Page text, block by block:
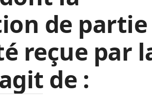
de partie
reçue par
de :